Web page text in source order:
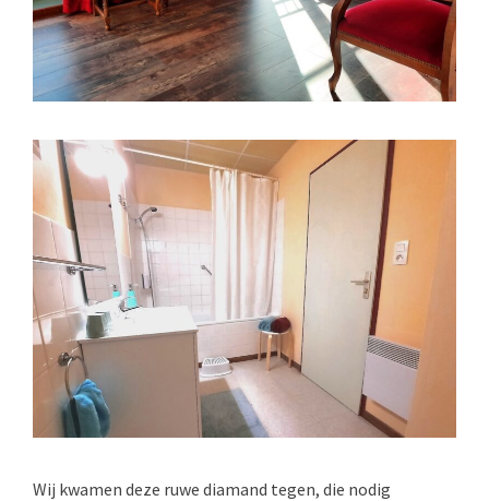
Wij kwamen deze ruwe diamand tegen, die nodig